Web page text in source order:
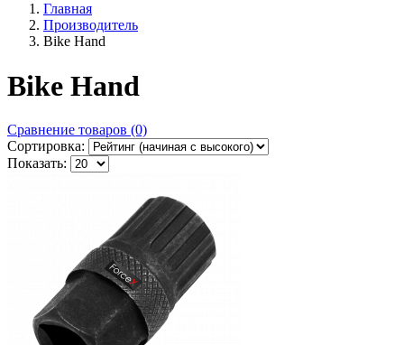
Главная
Производитель
Bike Hand
Bike Hand
Сравнение товаров (0)
Сортировка:
Показать: